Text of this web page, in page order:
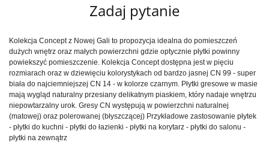
Zadaj pytanie
Kolekcja Concept z Nowej Gali to propozycja idealna do pomieszczeń
dużych wnętrz oraz małych powierzchni gdzie optycznie płytki powinny
powiekszyć pomieszczenie. Kolekcja Concept dostępna jest w pięciu
rozmiarach oraz w dziewięciu kolorystykach od bardzo jasnej CN 99 - super
biała do najciemniejszej CN 14 - w kolorze czarnym. Płytki gresowe w masie
mają wygląd naturalny przesiany delikatnym piaskiem, który nadaje wnętrzu
niepowtarzalny urok. Gresy CN występują w powierzchni naturalnej
(matowej) oraz polerowanej (błyszczącej) Przykładowe zastosowanie płytek
- płytki do kuchni - płytki do łazienki - płytki na korytarz - płytki do salonu -
płytki na zewnątrz